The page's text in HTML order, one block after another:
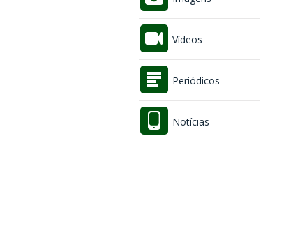
Vídeos
Periódicos
Notícias